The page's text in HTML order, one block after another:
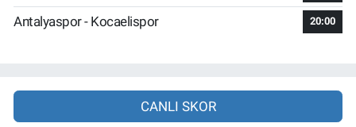
Antalyaspor - Kocaelispor 20:00
CANLI SKOR